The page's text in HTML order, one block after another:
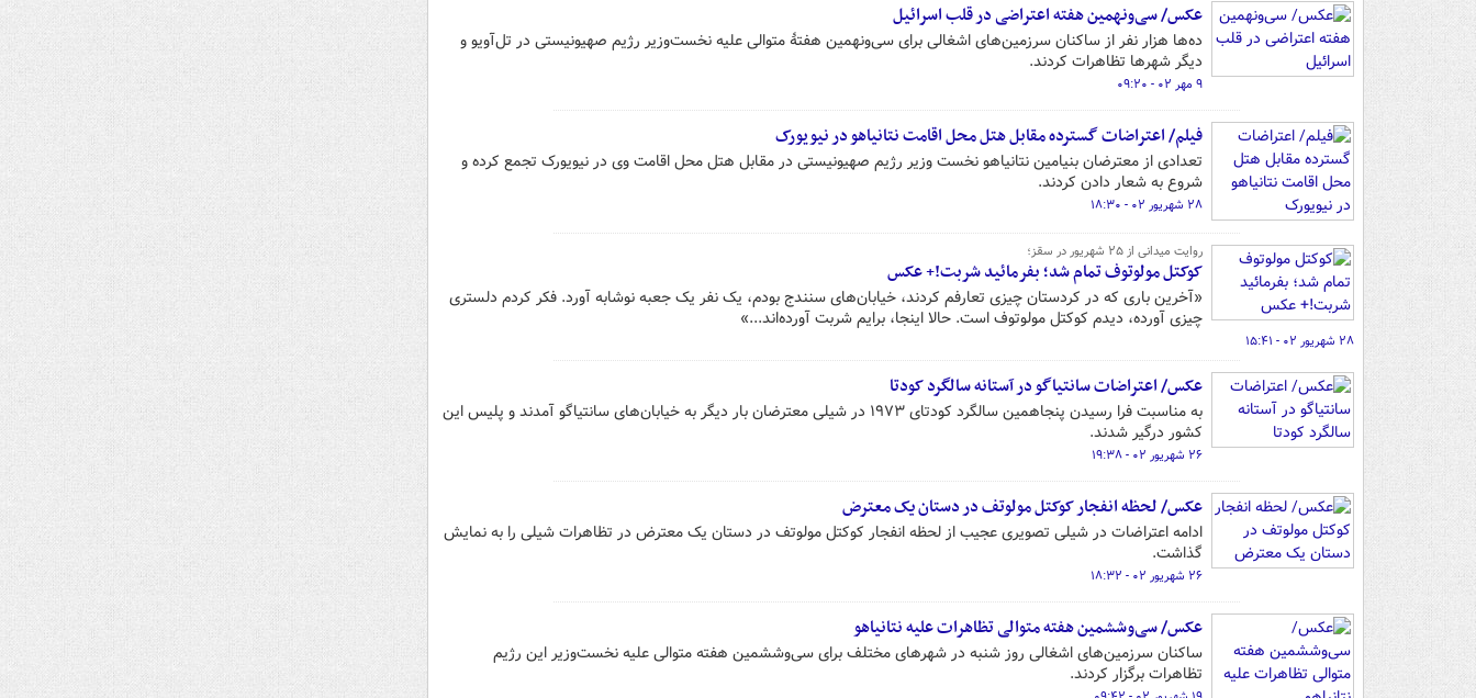
عکس/ سی‌ونهمین هفته اعتراضی در قلب اسرائیل
ده‌ها هزار نفر از ساکنان سرزمین‌های اشغالی برای سی‌ونهمین هفتۀ متوالی علیه نخست‌وزیر رژیم صهیونیستی در تل‌آویو و
دیگر شهرها تظاهرات کردند.
۹ مهر ۰۲ - ۰۹:۲۰
فیلم/ اعتراضات گسترده مقابل هتل محل اقامت نتانیاهو در نیویورک
تعدادی از معترضان بنیامین نتانیاهو نخست وزیر رژیم صهیونیستی در مقابل هتل محل اقامت وی در نیویورک تجمع کرده و
شروع به شعار دادن کردند.
۲۸ شهریور ۰۲ - ۱۸:۳۰
روایت میدانی از ۲۵ شهریور در سقز؛
کوکتل مولوتوف تمام شد؛ بفرمائید شربت!+ عکس
«آخرین باری که در کردستان چیزی تعارفم کردند، خیابان‌های سنندج بودم، یک نفر یک جعبه نوشابه آورد. فکر کردم دلستری
چیزی آورده، دیدم کوکتل مولوتوف است. حالا اینجا، برایم شربت آورده‌اند...»
۲۸ شهریور ۰۲ - ۱۵:۴۱
عکس/ اعتراضات سانتیاگو در آستانه سالگرد کودتا
به مناسبت فرا رسیدن پنجاهمین سالگرد کودتای ۱۹۷۳ در شیلی معترضان بار دیگر به خیابان‌های سانتیاگو آمدند و پلیس این
کشور درگیر شدند.
۲۶ شهریور ۰۲ - ۱۹:۳۸
عکس/ لحظه انفجار کوکتل مولوتف در دستان یک معترض
ادامه اعتراضات در شیلی تصویری عجیب از لحظه انفجار کوکتل مولوتف در دستان یک معترض در تظاهرات شیلی را به نمایش
گذاشت.
۲۶ شهریور ۰۲ - ۱۸:۳۲
عکس/ سی‌وششمین هفته متوالی تظاهرات علیه نتانیاهو
ساکنان سرزمین‌های اشغالی روز شنبه در شهرهای مختلف برای سی‌وششمین هفته متوالی علیه نخست‌وزیر این رژیم
تظاهرات برگزار کردند.